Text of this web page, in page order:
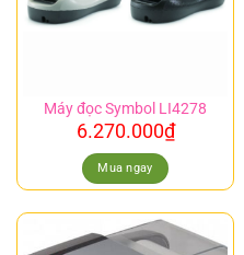
Máy đọc Symbol LI4278
6.270.000₫
Mua ngay